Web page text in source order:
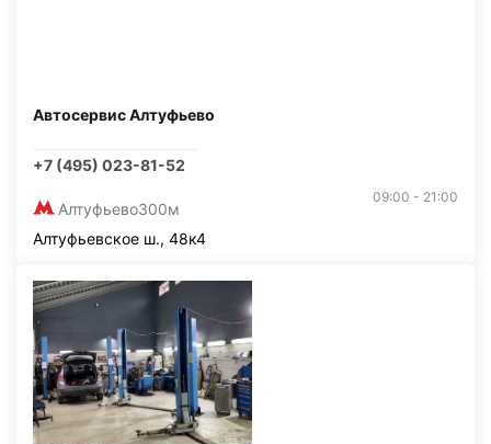
Автосервис Алтуфьево
+7 (495) 023-81-52
Алтуфьево300м
09:00 - 21:00
Алтуфьевское ш., 48к4